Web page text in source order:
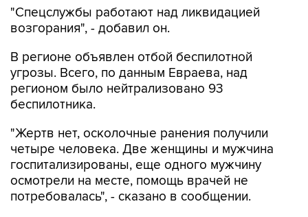
"Спецслужбы работают над ликвидацией
возгорания", - добавил он.
В регионе объявлен отбой беспилотной
угрозы. Всего, по данным Евраева, над
регионом было нейтрализовано 93
беспилотника.
"Жертв нет, осколочные ранения получили
четыре человека. Две женщины и мужчина
госпитализированы, еще одного мужчину
осмотрели на месте, помощь врачей не
потребовалась", - сказано в сообщении.